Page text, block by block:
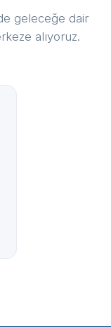
geleceğe dair
alıyoruz.